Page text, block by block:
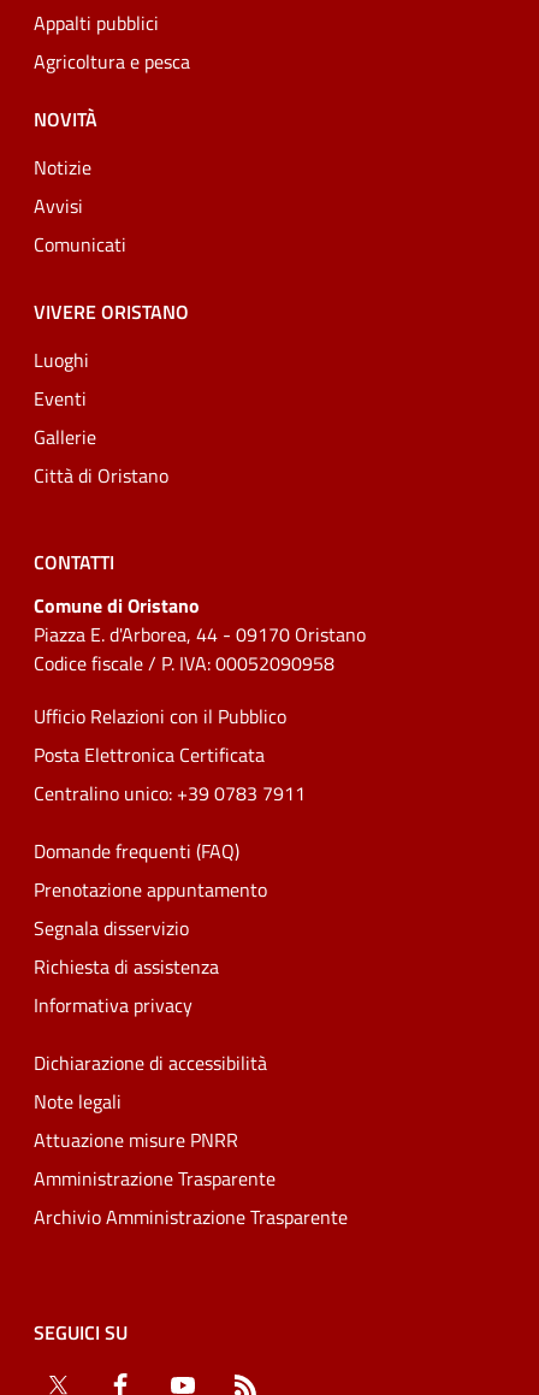
Appalti pubblici
Agricoltura e pesca
NOVITÀ
Notizie
Avvisi
Comunicati
VIVERE ORISTANO
Luoghi
Eventi
Gallerie
Città di Oristano
CONTATTI
Comune di Oristano
Piazza E. d'Arborea, 44 - 09170 Oristano
Codice fiscale / P. IVA: 00052090958
Ufficio Relazioni con il Pubblico
Posta Elettronica Certificata
Centralino unico: +39 0783 7911
Domande frequenti (FAQ)
Prenotazione appuntamento
Segnala disservizio
Richiesta di assistenza
Informativa privacy
Dichiarazione di accessibilità
Note legali
Attuazione misure PNRR
Amministrazione Trasparente
Archivio Amministrazione Trasparente
SEGUICI SU
Twitter
Facebook YouTube